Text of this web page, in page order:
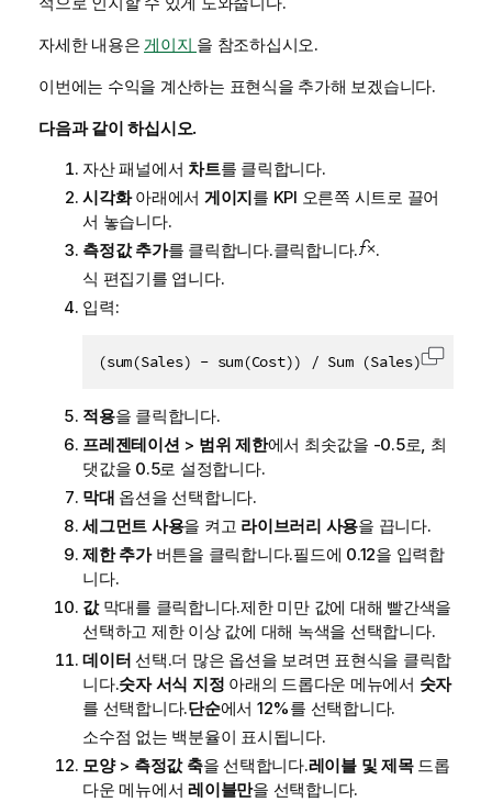
자세한 내용은 게이지 을 참조하십시오.
이번에는 수익을 계산하는 표현식을 추가해 보겠습니다.
다음과 같이 하십시오.
자산 패널에서 차트를 클릭합니다.
시각화아래에서 게이지를 KPI 오른쪽 시트로 끌어
서 놓습니다.
측정값 추가를 클릭합니다.클릭합니다.
.
식 편집기를 엽니다.
입력:
(sum(Sales) - sum(Cost)) / Sum (Sales) 클립보
적용을 클릭합니다.
프레젠테이션 > 범위 제한에서 최솟값을 -0.5로, 최
댓값을 0.5로 설정합니다.
막대 옵션을 선택합니다.
세그먼트 사용을 켜고 라이브러리 사용을 끕니다.
제한 추가버튼을 클릭합니다.필드에 0.12을 입력합
니다.
값막대를 클릭합니다.제한 미만 값에 대해 빨간색을
선택하고 제한 이상 값에 대해 녹색을 선택합니다.
데이터 선택.더 많은 옵션을 보려면 표현식을 클릭합
니다.숫자 서식 지정 아래의 드롭다운 메뉴에서 숫자
를 선택합니다.단순에서 12%를 선택합니다.
소수점 없는 백분율이 표시됩니다.
모양> 측정값 축을 선택합니다.레이블 및 제목드롭
다운 메뉴에서 레이블만을 선택합니다.